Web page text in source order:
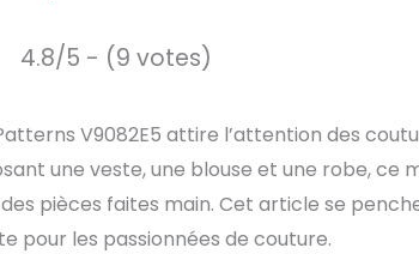
4.8/5 - (9 votes)
V9082E5 attire l’attention des
une veste, une blouse et une robe, ce
pièces faites main. Cet article se
pour les passionnées de couture.